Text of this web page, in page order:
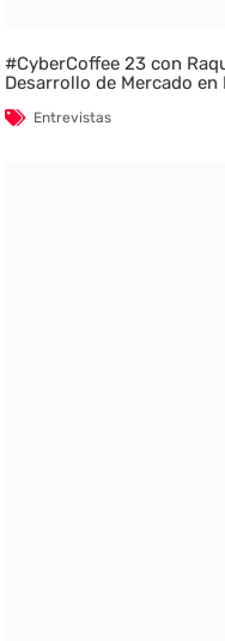
#CyberCoffee 23 con
Desarrollo de Mercado
Entrevistas